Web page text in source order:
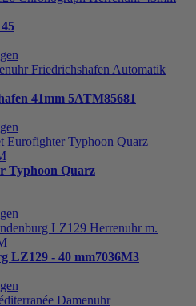
41mm 5ATM85681
Typhoon Quarz
LZ129 - 40 mm7036M3